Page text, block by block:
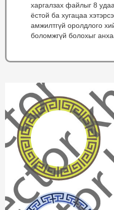
харгалзах файлыг 8
ёстой ба хугацаа
амжилтгүй оролдлого
боломжгүй болохыг